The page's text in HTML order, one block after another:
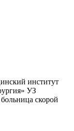
институт
УЗ
скорой